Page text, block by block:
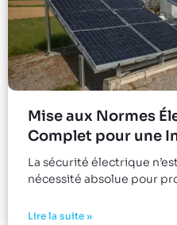
Mise aux Normes
Complet pour une
La sécurité électrique
nécessité absolue pour
Lire la suite »